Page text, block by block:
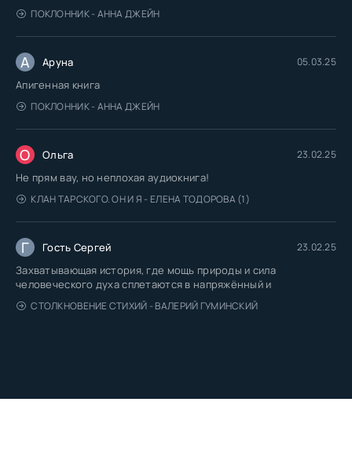
ПОКЛОННИК - АННА ДЖЕЙН
А Аруна 05.03.25
Апигенная книга
ПОКЛОННИК - АННА ДЖЕЙН
О Ольга 23.02.25
Не прям вау, но неплохая аудиокнига!
КЛАН ТАРСКОГО. ОН И Я - ЕЛЕНА ТОДОРОВА (1)
Г Гость Сергей 23.02.25
Захватывающая история, где мощь природы и сила
человеческого духа сплетаются в напряжённый и
СТОЛКНОВЕНИЕ СТИХИЙ - ВАЛЕРИЙ ГУМИНСКИЙ